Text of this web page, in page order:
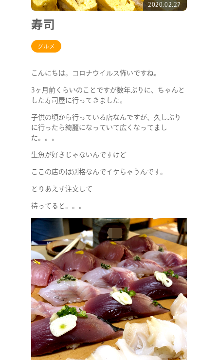
2020.02.27
寿司
グルメ
こんにちは。コロナウイルス怖いですね。
3ヶ月前くらいのことですが数年ぶりに、ちゃんと
した寿司屋に行ってきました。
子供の頃から行っている店なんですが、久しぶり
に行ったら綺麗になっていて広くなってまし
た。。。
生魚が好きじゃないんですけど
ここの店のは別格なんでイケちゃうんです。
とりあえず注文して
待ってると。。。